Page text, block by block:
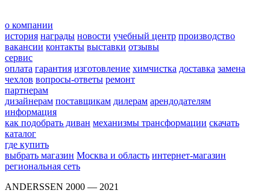
о компании
история награды новости учебный центр производство
вакансии контакты выставки отзывы
сервис
оплата гарантия изготовление химчистка доставка замена
чехлов вопросы-ответы ремонт
партнерам
дизайнерам поставщикам дилерам арендодателям
информация
как подобрать диван механизмы трансформации скачать
каталог
где купить
выбрать магазин Москва и область интернет-магазин
региональная сеть
ANDERSSEN 2000 — 2021